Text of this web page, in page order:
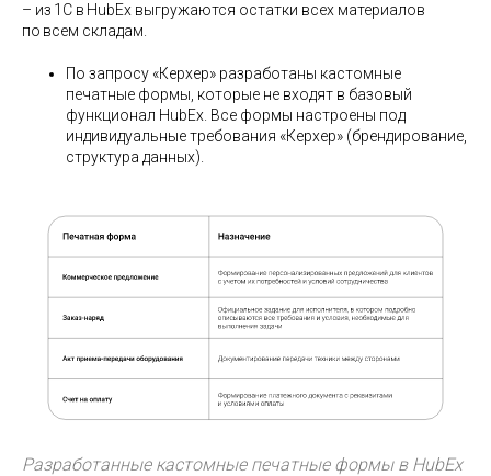
– из 1С в HubEx выгружаются остатки всех материалов
по всем складам.
По запросу «Керхер» разработаны кастомные
печатные формы, которые не входят в базовый
функционал HubEx. Все формы настроены под
индивидуальные требования «Керхер» (брендирование,
структура данных).
Разработанные кастомные печатные формы в HubEx